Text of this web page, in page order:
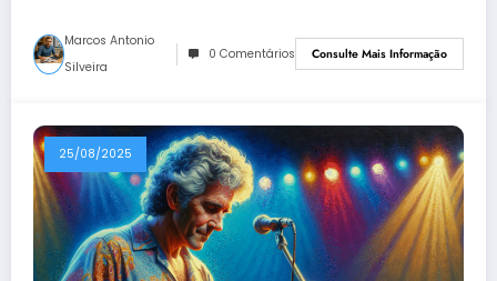
Marcos Antonio
Silveira
0 Comentários Consulte Mais Informação
25/08/2025